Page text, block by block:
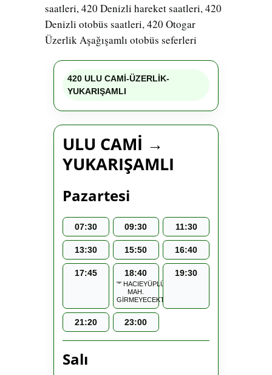
saatleri, 420 Denizli hareket saatleri, 420
Denizli otobüs saatleri, 420 Otogar
Üzerlik Aşağışamlı otobüs seferleri
420 ULU CAMİ-ÜZERLİK-
YUKARIŞAMLI
ULU CAMİ →
YUKARIŞAMLI
Pazartesi
07:30 09:30 11:30
13:30 15:50 16:40
17:45 18:40
'*' HACIEYÜPLÜ
MAH.
GİRMEYECEKTİR.
19:30
21:20 23:00
Salı